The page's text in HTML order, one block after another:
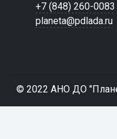
+7 (848) 260-0083
planeta@pdlada.ru
© 2022 АНО ДО